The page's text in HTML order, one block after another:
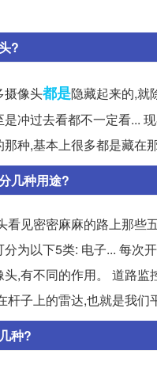
?
摄像头都是隐藏起来的,就
冲过去看都不一定看...
种,基本上很多都是藏在
几种用途?
看见密密麻麻的路上那些
为以下5类: 电子... 每次
,有不同的作用。 道路
杆子上的雷达,也就是我们
种?